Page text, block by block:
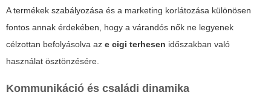
A termékek szabályozása és a marketing korlátozása különösen
fontos annak érdekében, hogy a várandós nők ne legyenek
célzottan befolyásolva az e cigi terhesen időszakban való
használat ösztönzésére.
Kommunikáció és családi dinamika